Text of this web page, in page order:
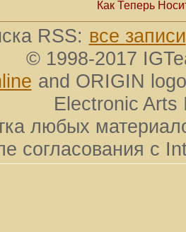
Как Теперь
RSS: все записи
© 1998-2017
and ORIGIN
Electronic Arts
любых
согласования с